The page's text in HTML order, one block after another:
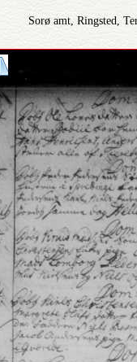
Sorø amt, Ringsted,